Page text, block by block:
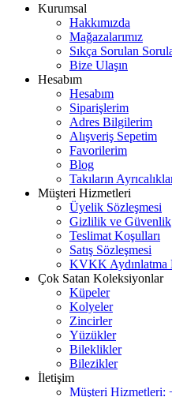
Kurumsal
Hakkımızda
Mağazalarımız
Sıkça Sorulan
Bize Ulaşın
Hesabım
Hesabım
Siparişlerim
Adres Bilgilerim
Alışveriş Sepetim
Favorilerim
Blog
Takıların
Müşteri Hizmetleri
Üyelik Sözleşmesi
Gizlilik ve Güvenlik
Teslimat Koşulları
Satış Sözleşmesi
KVKK Aydınlatma
Çok Satan Koleksiyonlar
Küpeler
Kolyeler
Zincirler
Yüzükler
Bileklikler
Bilezikler
İletişim
Müşteri Hizmetleri: